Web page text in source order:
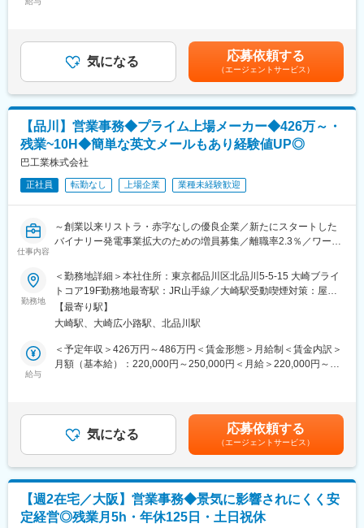
部門や倉庫担当との連携が日常的に発生いたします。
主として販売管理システムを通じた事務作業や、他部署連携を通
じた業務運営をサポートいただきます。
・納品請求書の作成
・発送業務、在庫モニター
・仕入処理および支払情報の経理部門への連携
ゆくゆくは貿易実務もご担当いただく想定です。
海外とのコレポン業務が発生するため
■入社後の流れ：
当社の販売システムの習熟、伝票処理の流れの理解からスタート
客を定めます。
実務担当のベテラン社員が在籍しているため、徐々に必要な知識
を学び取りながら独り立ちを目指していただきます。
【働き方】全社的に残業月平均5h。時差出勤制度あり。
【キャリアステップ】将来的に幹部・リーダー候補さらには役員
■当社について：
・水処理技術(海外機能膜)のパイオニア的存在である商社です。水
質汚濁や水不足など世界規模での課題があるなかで、水処理フィ
ルターを扱うため需要も高く、社会貢献と安定性を兼ね備えた企
業です。
・自動車やエネルギー、建設など、今後も社会にとって重要な産
までも目安の金額であり、選考を通じて上下する可能性がありま
す。月給(月額)は固定手当を含めた表記です。
気になる 応募依頼する
（エージェントサービス）
【品川】営業事務◆プライム上場メーカー◆426万～・
残業~10H◆簡単な英文メールもあり経験値UP◎
巴工業株式会社
正社員 転勤なし 上場企業 業種未経験歓迎
仕事内容
～創業以来リストラ・赤字なしの優良企業／新たにスタートした
バイナリー発電事業拡大のための増員募集／離職率2.3％／ワーク
■仕事内容
遠心分離機を始めとする機械メーカー部門での営業支援業務で
す。
◎ 見積書の作成サポート業務
◎ 販売管理システム（MCF）への各種データ入力作業
◎ 請求書関連処理業務（仕掛費伝票作成、各課経費伝票処理等）
◎ 購入仕様書の発行に関する補助業務
■就業環境
・年間休日125日
・諸手当や社宅制度などが充実しています。
■組織構成
勤務地
＜勤務地詳細＞本社住所：東京都品川区北品川5-5-15 大崎ブライ
トコア19F勤務地最寄駅：JR山手線／大崎駅受動喫煙対策：屋内
全面禁煙変更の範囲：会社の定める事業所（リモートワーク含
む）
【最寄り駅】
大崎駅、大崎広小路駅、北品川駅
給与
＜予定年収＞426万円～486万円＜賃金形態＞月給制＜賃金内訳＞
月額（基本給）：220,000円～250,000円＜月給＞220,000円～
(月額)は固定手当を含めた表記です。
気になる 応募依頼する
（エージェントサービス）
【週2在宅／大阪】営業事務◆景気に影響されにくく安
定経営◎残業月5h・年休125日・土日祝休